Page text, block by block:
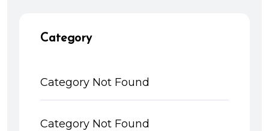
Category
Category Not Found
Category Not Found